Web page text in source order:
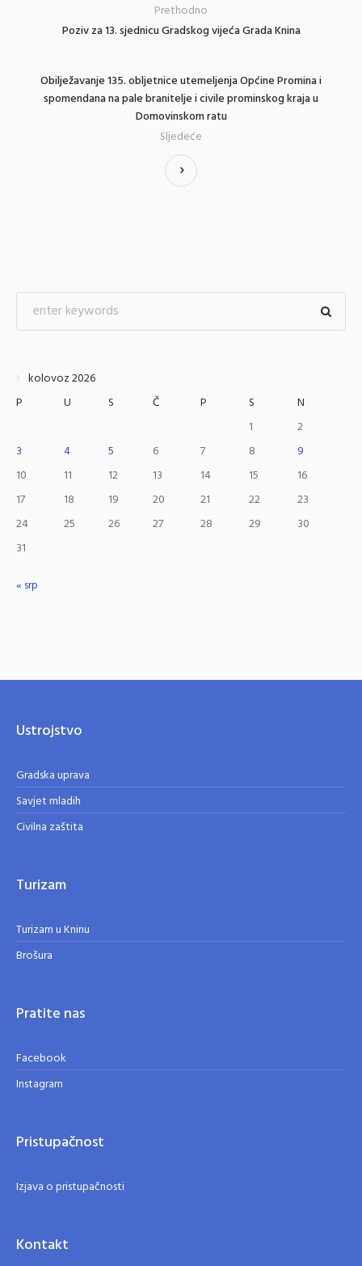
Poziv za 13. sjednicu Gradskog vijeća Grada Knina
Prethodno
Obilježavanje 135. obljetnice utemeljenja Općine Promina i
spomendana na pale branitelje i civile prominskog kraja u
Domovinskom ratu
Sljedeće
kolovoz 2026
P
U S Č P S
N
1
2
3
4 5 6 7 8
9
10
11 12 13 14 15
16
17
18 19 20 21 22
23
24
25 26 27 28 29
30
31
« srp
Ustrojstvo
Gradska uprava
Savjet mladih
Civilna zaštita
Turizam
Turizam u Kninu
Brošura
Pratite nas
Facebook
Instagram
Pristupačnost
Izjava o pristupačnosti
Kontakt